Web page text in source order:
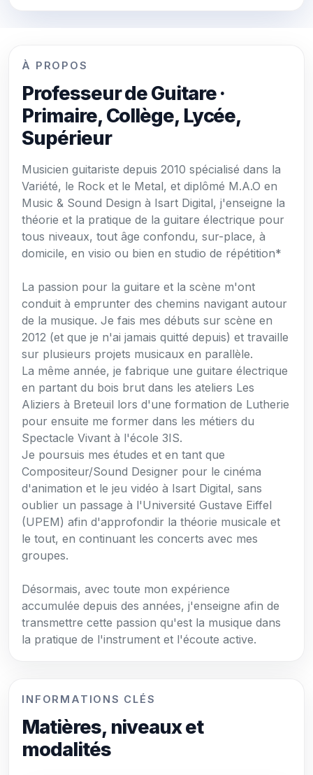
À PROPOS
Professeur de Guitare ·
Primaire, Collège, Lycée,
Supérieur
Musicien guitariste depuis 2010 spécialisé dans la
Variété, le Rock et le Metal, et diplômé M.A.O en
Music & Sound Design à Isart Digital, j'enseigne la
théorie et la pratique de la guitare électrique pour
tous niveaux, tout âge confondu, sur-place, à
domicile, en visio ou bien en studio de répétition*
La passion pour la guitare et la scène m'ont
conduit à emprunter des chemins navigant autour
de la musique. Je fais mes débuts sur scène en
2012 (et que je n'ai jamais quitté depuis) et travaille
sur plusieurs projets musicaux en parallèle.
La même année, je fabrique une guitare électrique
en partant du bois brut dans les ateliers Les
Aliziers à Breteuil lors d'une formation de Lutherie
pour ensuite me former dans les métiers du
Spectacle Vivant à l'école 3IS.
Je poursuis mes études et en tant que
Compositeur/Sound Designer pour le cinéma
d'animation et le jeu vidéo à Isart Digital, sans
oublier un passage à l'Université Gustave Eiffel
(UPEM) afin d'approfondir la théorie musicale et
le tout, en continuant les concerts avec mes
groupes.
Désormais, avec toute mon expérience
accumulée depuis des années, j'enseigne afin de
transmettre cette passion qu'est la musique dans
la pratique de l'instrument et l'écoute active.
INFORMATIONS CLÉS
Matières, niveaux et
modalités